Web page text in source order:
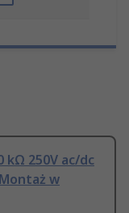
kΩ 250V ac/dc
w